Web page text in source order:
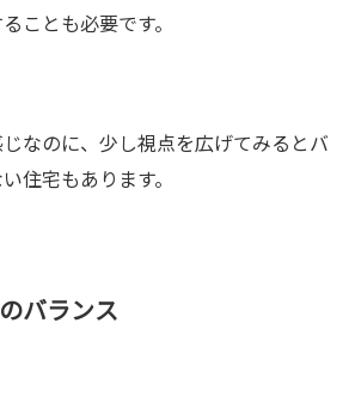
ことも必要です。
なのに、少し視点を広げてみるとバ
住宅もあります。
バランス